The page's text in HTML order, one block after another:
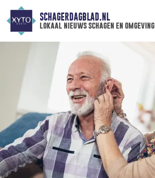
SCHAGERDAGBLAD.NL
lokaal nieuws schagen en omgeving